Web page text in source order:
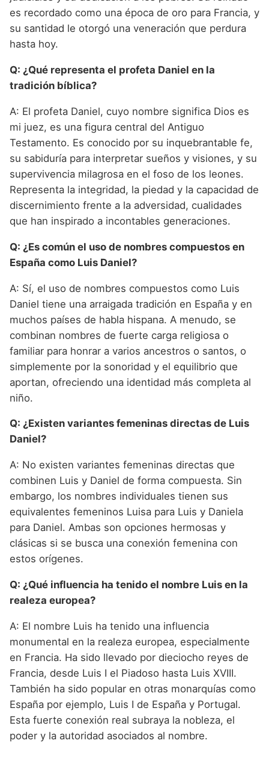
es recordado como una época de oro para Francia, y
su santidad le otorgó una veneración que perdura
hasta hoy.
Q: ¿Qué representa el profeta Daniel en la
tradición bíblica?
A: El profeta Daniel, cuyo nombre significa Dios es
mi juez, es una figura central del Antiguo
Testamento. Es conocido por su inquebrantable fe,
su sabiduría para interpretar sueños y visiones, y su
supervivencia milagrosa en el foso de los leones.
Representa la integridad, la piedad y la capacidad de
discernimiento frente a la adversidad, cualidades
que han inspirado a incontables generaciones.
Q: ¿Es común el uso de nombres compuestos en
España como Luis Daniel?
A: Sí, el uso de nombres compuestos como Luis
Daniel tiene una arraigada tradición en España y en
muchos países de habla hispana. A menudo, se
combinan nombres de fuerte carga religiosa o
familiar para honrar a varios ancestros o santos, o
simplemente por la sonoridad y el equilibrio que
aportan, ofreciendo una identidad más completa al
niño.
Q: ¿Existen variantes femeninas directas de Luis
Daniel?
A: No existen variantes femeninas directas que
combinen Luis y Daniel de forma compuesta. Sin
embargo, los nombres individuales tienen sus
equivalentes femeninos Luisa para Luis y Daniela
para Daniel. Ambas son opciones hermosas y
clásicas si se busca una conexión femenina con
estos orígenes.
Q: ¿Qué influencia ha tenido el nombre Luis en la
realeza europea?
A: El nombre Luis ha tenido una influencia
monumental en la realeza europea, especialmente
en Francia. Ha sido llevado por dieciocho reyes de
Francia, desde Luis I el Piadoso hasta Luis XVIII.
También ha sido popular en otras monarquías como
España por ejemplo, Luis I de España y Portugal.
Esta fuerte conexión real subraya la nobleza, el
poder y la autoridad asociados al nombre.